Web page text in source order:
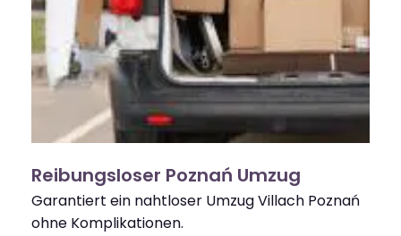
Reibungsloser Poznań Umzug
Garantiert ein nahtloser Umzug Villach Poznań
ohne Komplikationen.